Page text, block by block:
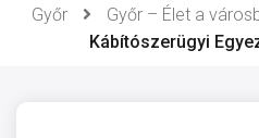
Győr Győr – Élet a
Kábítószerügyi